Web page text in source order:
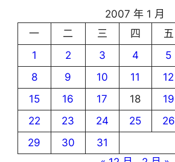
2007 年 1 月
一
二 三 四 五
1
2 3 4 5
8
9 10 11 12
15
16 17 18 19
22
23 24 25 26
29
30
31